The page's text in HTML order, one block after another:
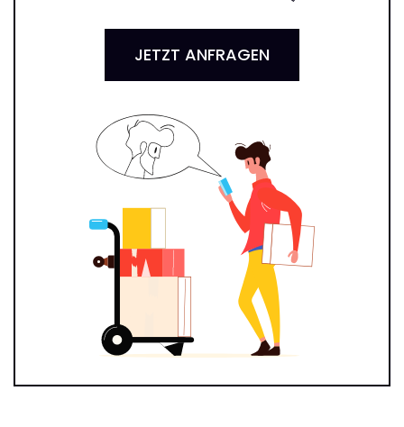
JETZT ANFRAGEN